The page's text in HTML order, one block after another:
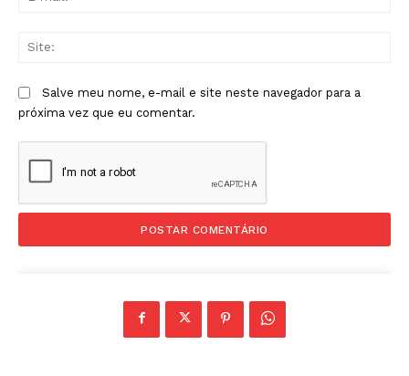
Salve meu nome, e-mail e site neste navegador para a
próxima vez que eu comentar.